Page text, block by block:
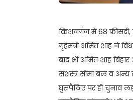
किशनगंज में 68 फ़ीसदी,
गृहमंत्री अमित शाह ने
बाद भी अमित शाह
सशस्त्र सीमा बल व
घुसपैठिए पर ही चुनाव